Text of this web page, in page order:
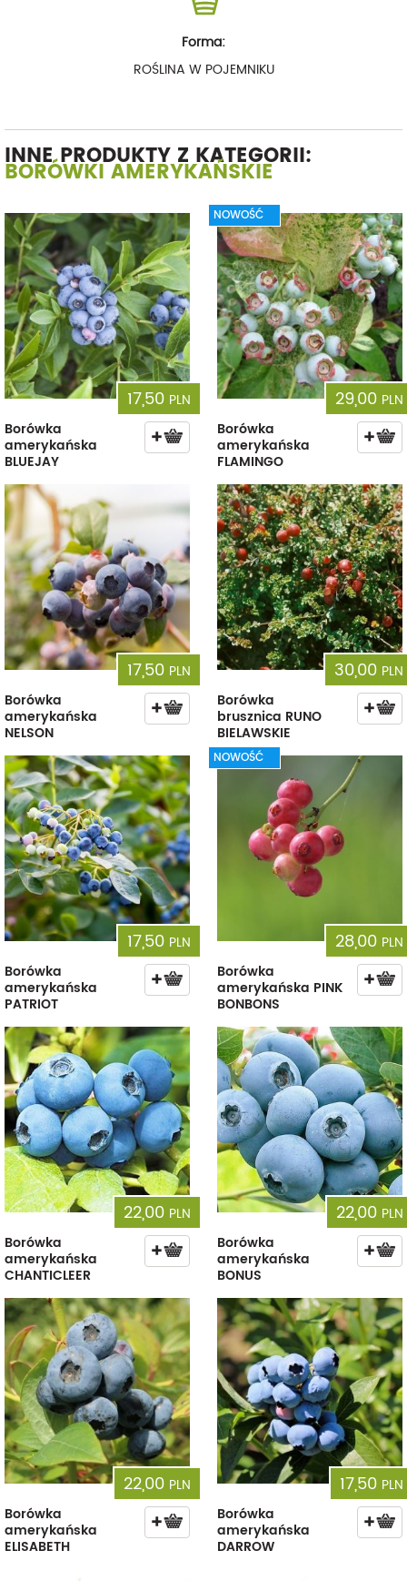
Forma:
ROŚLINA W POJEMNIKU
INNE PRODUKTY Z KATEGORII:
BORÓWKI AMERYKAŃSKIE
17,50 PLN
Borówka
amerykańska
BLUEJAY
NOWOŚĆ
29,00 PLN
Borówka
amerykańska
FLAMINGO
17,50 PLN
Borówka
amerykańska
NELSON
30,00 PLN
Borówka
brusznica RUNO
BIELAWSKIE
17,50 PLN
Borówka
amerykańska
PATRIOT
NOWOŚĆ
28,00 PLN
Borówka
amerykańska PINK
BONBONS
22,00 PLN
Borówka
amerykańska
CHANTICLEER
22,00 PLN
Borówka
amerykańska
BONUS
22,00 PLN
Borówka
amerykańska
ELISABETH
17,50 PLN
Borówka
amerykańska
DARROW